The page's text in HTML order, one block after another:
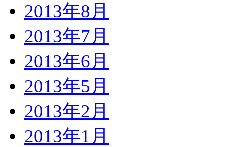
2013年8月
2013年7月
2013年6月
2013年5月
2013年2月
2013年1月